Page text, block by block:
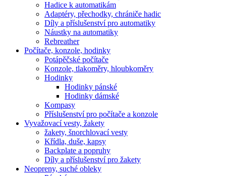
Hadice k automatikám
Adaptéry, přechodky, chrániče hadic
Díly a příslušenství pro automatiky
Náustky na automatiky
Rebreather
Počítače, konzole, hodinky
Potápěčské počítače
Konzole, tlakoměry, hloubkoměry
Hodinky
Hodinky pánské
Hodinky dámské
Kompasy
Příslušenství pro počítače a konzole
Vyvažovací vesty, žakety
žakety, šnorchlovací vesty
Křídla, duše, kapsy
Backplate a popruhy
Díly a příslušenství pro žakety
Neopreny, suché obleky